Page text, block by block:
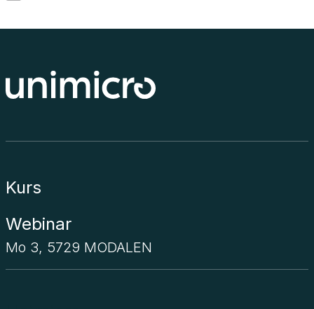
Kurs
Webinar
Mo 3, 5729 MODALEN